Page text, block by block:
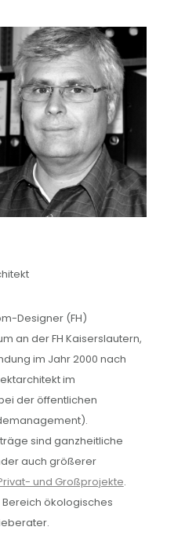
Designer (FH)
an der FH Kaiserslautern,
im Jahr 2000 nach
im
der öffentlichen
sind ganzheitliche
auch größerer
und Großprojekte.
ökologisches